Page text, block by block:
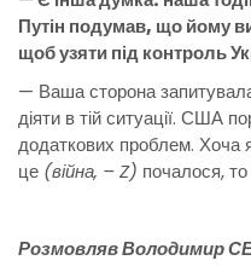
Путін подумав, що йому
щоб узяти під контроль
— Ваша сторона
діяти в тій ситуації. США
додаткових проблем. Хоча
це (війна, – Z) почалося,
Розмовляв Володимир